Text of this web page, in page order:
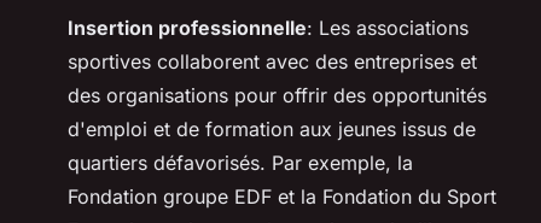
Insertion professionnelle: Les associations
sportives collaborent avec des entreprises et
des organisations pour offrir des opportunités
d'emploi et de formation aux jeunes issus de
quartiers défavorisés. Par exemple, la
Fondation groupe EDF et la Fondation du Sport